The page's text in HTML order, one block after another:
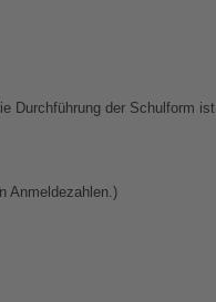
Durchführung der Schulform ist
Anmeldezahlen.)